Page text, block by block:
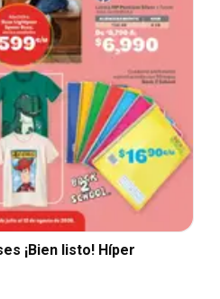
¡Bien listo! Híper